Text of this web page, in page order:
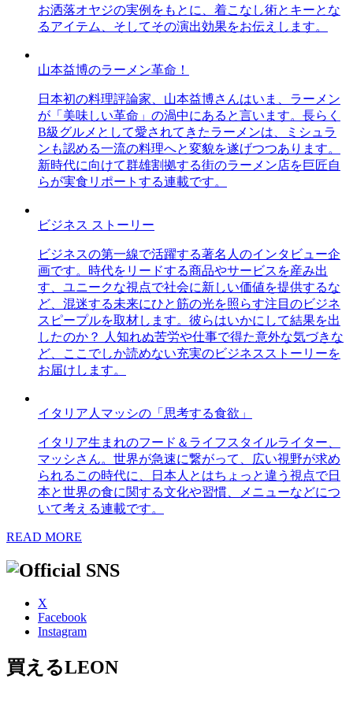
お洒落オヤジの実例をもとに、着こなし術とキーとな
るアイテム、そしてその演出効果をお伝えします。
山本益博のラーメン革命！
日本初の料理評論家、山本益博さんはいま、ラーメン
が「美味しい革命」の渦中にあると言います。長らく
B級グルメとして愛されてきたラーメンは、ミシュラ
ンも認める一流の料理へと変貌を遂げつつあります。
新時代に向けて群雄割拠する街のラーメン店を巨匠自
らが実食リポートする連載です。
ビジネス ストーリー
ビジネスの第一線で活躍する著名人のインタビュー企
画です。時代をリードする商品やサービスを産み出
す、ユニークな視点で社会に新しい価値を提供するな
ど、混迷する未来にひと筋の光を照らす注目のビジネ
スピープルを取材します。彼らはいかにして結果を出
したのか？ 人知れぬ苦労や仕事で得た意外な気づきな
ど、ここでしか読めない充実のビジネスストーリーを
お届けします。
イタリア人マッシの「思考する食欲」
イタリア生まれのフード＆ライフスタイルライター、
マッシさん。世界が急速に繋がって、広い視野が求め
られるこの時代に、日本人とはちょっと違う視点で日
本と世界の食に関する文化や習慣、メニューなどにつ
いて考える連載です。
READ MORE
X
Facebook
Instagram
買えるLEON